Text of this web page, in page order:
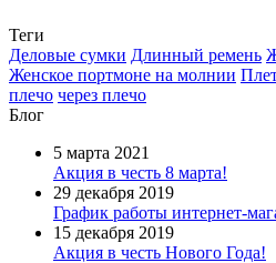
Теги
Деловые сумки Длинный ремень
Женское портмоне на молнии
плечо через плечо
Блог
5 марта 2021
Акция в честь 8 марта!
29 декабря 2019
График работы интернет-
15 декабря 2019
Акция в честь Нового Года!